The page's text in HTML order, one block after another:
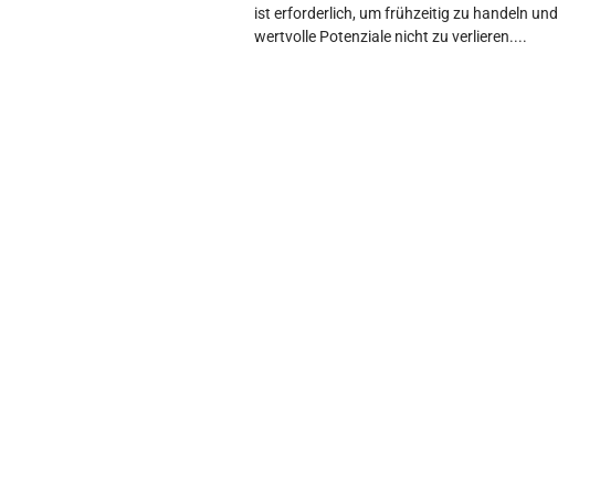
ist erforderlich, um frühzeitig zu handeln und
wertvolle Potenziale nicht zu verlieren.